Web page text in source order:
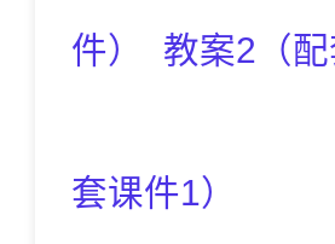
件） 教案2 （
套课件1）